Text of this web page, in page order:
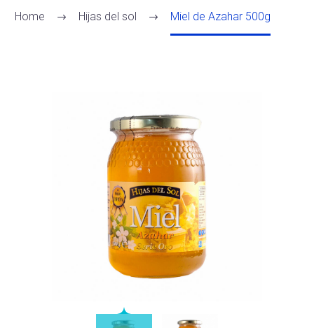
Home Hijas del sol Miel de Azahar 500g